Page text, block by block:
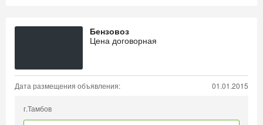
Бензовоз
Цена договорная
Дата размещения объявления: 01.01.2015
г.Тамбов